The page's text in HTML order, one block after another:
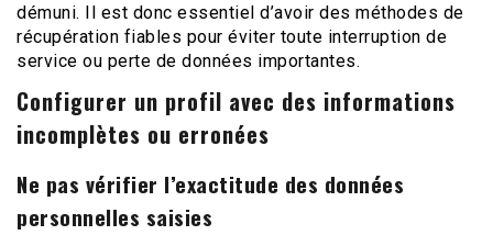
démuni. Il est donc essentiel d’avoir des méthodes de
récupération fiables pour éviter toute interruption de
service ou perte de données importantes.
Configurer un profil avec des informations
incomplètes ou erronées
Ne pas vérifier l’exactitude des données
personnelles saisies